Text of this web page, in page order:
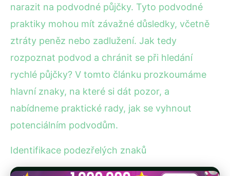
narazit na podvodné půjčky. Tyto podvodné
praktiky mohou mít závažné důsledky, včetně
ztráty peněz nebo zadlužení. Jak tedy
rozpoznat podvod a chránit se při hledání
rychlé půjčky? V tomto článku prozkoumáme
hlavní znaky, na které si dát pozor, a
nabídneme praktické rady, jak se vyhnout
potenciálním podvodům.
Identifikace podezřelých znaků